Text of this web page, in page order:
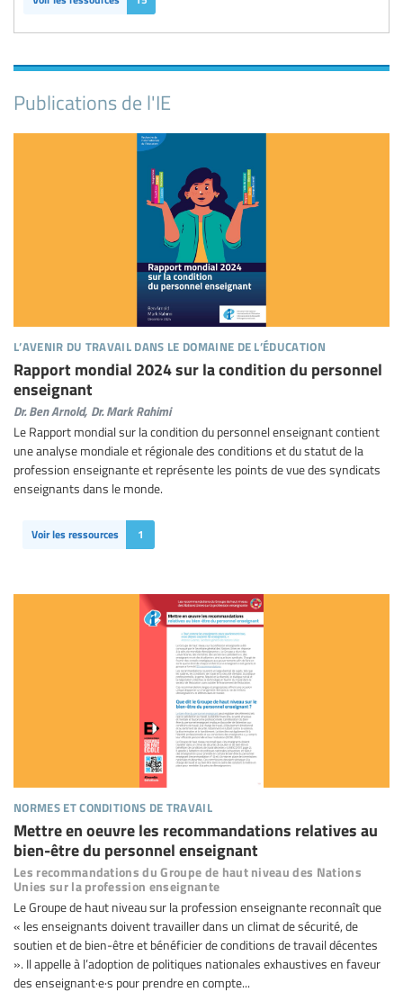
Publications de l'IE
l’avenir du travail dans le domaine de l’éducation
Rapport mondial 2024 sur la condition du personnel
enseignant
Dr. Ben Arnold, Dr. Mark Rahimi
Le Rapport mondial sur la condition du personnel enseignant contient
une analyse mondiale et régionale des conditions et du statut de la
profession enseignante et représente les points de vue des syndicats
enseignants dans le monde.
Voir les ressources 1
normes et conditions de travail
Mettre en oeuvre les recommandations relatives au
bien-être du personnel enseignant
Les recommandations du Groupe de haut niveau des Nations
Unies sur la profession enseignante
Le Groupe de haut niveau sur la profession enseignante reconnaît que
« les enseignants doivent travailler dans un climat de sécurité, de
soutien et de bien-être et bénéficier de conditions de travail décentes
». Il appelle à l’adoption de politiques nationales exhaustives en faveur
des enseignant·e·s pour prendre en compte...